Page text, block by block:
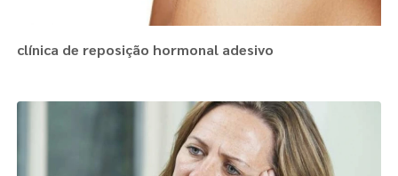
clínica de reposição hormonal adesivo